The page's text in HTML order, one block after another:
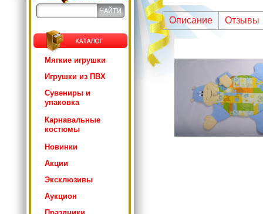
Мягкие игрушки
Игрушки из ПВХ
Сувениры и
упаковка
Карнавальные
костюмы
Новинки
Акции
Эксклюзивы
Аукцион
Описание Отзывы